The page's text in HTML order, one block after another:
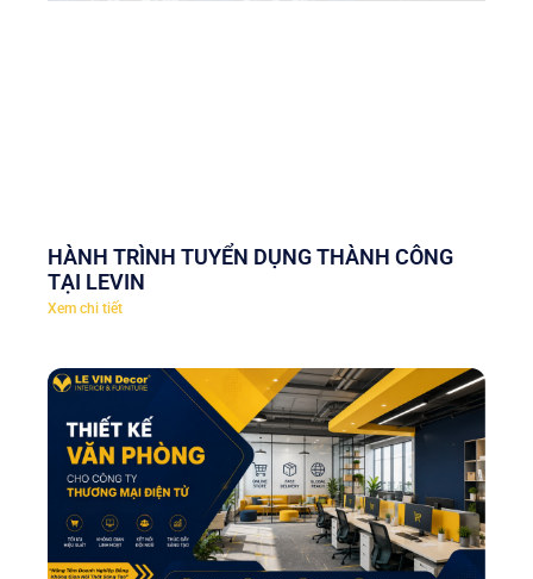
HÀNH TRÌNH TUYỂN DỤNG THÀNH CÔNG
TẠI LEVIN
Xem chi tiết